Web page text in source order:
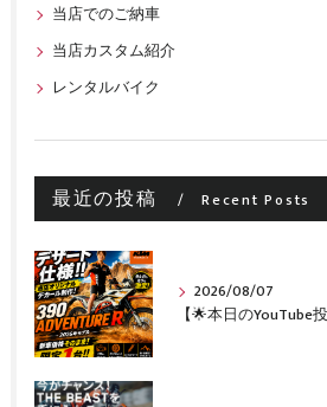
当店でのご納車
当店カスタム紹介
レンタルバイク
最近の投稿 Recent Posts
2026/08/07